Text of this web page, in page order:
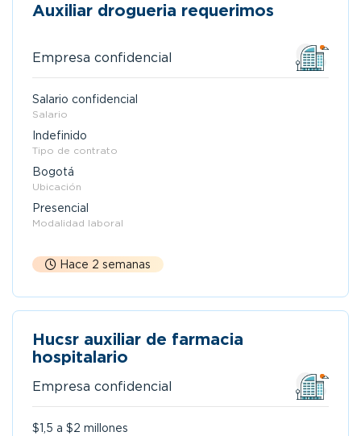
Auxiliar drogueria requerimos
Empresa confidencial
Salario confidencial
Salario
Indefinido
Tipo de contrato
Bogotá
Ubicación
Presencial
Modalidad laboral
Hace 2 semanas
Hucsr auxiliar de farmacia
hospitalario
Empresa confidencial
$1,5 a $2 millones